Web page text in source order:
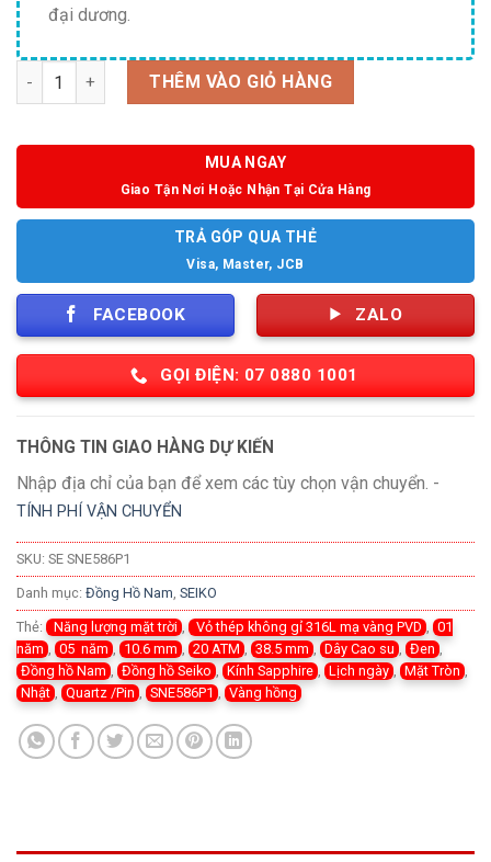
đại dương.
Số lượng THÊM VÀO GIỎ HÀNG
MUA NGAY
Giao Tận Nơi Hoặc Nhận Tại Cửa Hàng
TRẢ GÓP QUA THẺ
Visa, Master, JCB
FACEBOOK ZALO
GỌI ĐIỆN: 07 0880 1001
THÔNG TIN GIAO HÀNG DỰ KIẾN
Nhập địa chỉ của bạn để xem các tùy chọn vận chuyển. -
TÍNH PHÍ VẬN CHUYỂN
SKU: SE SNE586P1
Danh mục: Đồng Hồ Nam SEIKO
Thẻ: Năng lượng mặt trời Vỏ thép không gỉ 316L mạ vàng PVD
01
năm
05 năm 10.6 mm 20 ATM 38.5 mm Dây Cao su Đen
Đồng hồ Nam
Đồng hồ Seiko Kính Sapphire Lịch ngày Mặt Tròn
Nhật
Quartz /Pin SNE586P1 Vàng hồng